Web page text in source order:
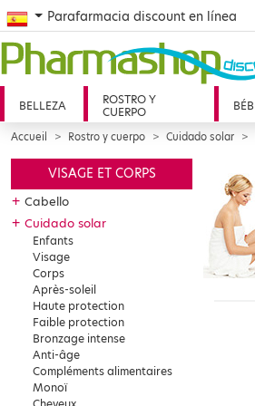
Spanish
Parafarmacia discount en línea
BELLEZA
ROSTRO Y
CUERPO
Accueil Rostro y cuerpo Cuidado solar
VISAGE ET CORPS
+ Cabello
+ Cuidado solar
Enfants
Visage
Corps
Après-soleil
Haute protection
Faible protection
Bronzage intense
Anti-âge
Compléments alimentaires
Monoï